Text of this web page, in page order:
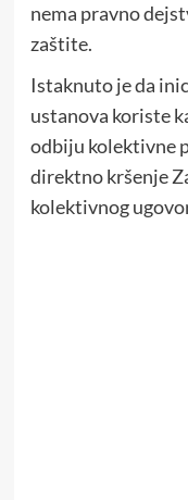
nema pravno
zaštite.
Istaknuto je da
ustanova koriste
odbiju kolektivne
direktno kršenje
kolektivnog